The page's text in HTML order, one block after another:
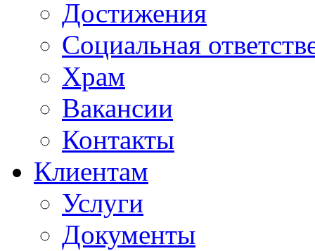
Достижения
Социальная
Храм
Вакансии
Контакты
Клиентам
Услуги
Документы